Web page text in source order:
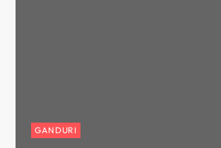
GANDURI